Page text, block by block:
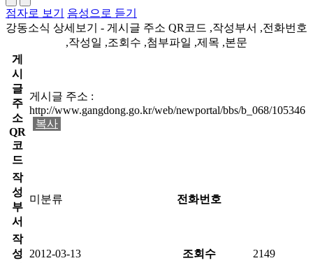
점자로 보기
음성으로 듣기
강동소식 상세보기 - 게시글 주소 QR코드 ,작성부서 ,전화번호
,작성일 ,조회수 ,첨부파일 ,제목 ,본문
게
시
글
주
소
QR
코
드
게시글 주소 :
http://www.gangdong.go.kr/web/newportal/bbs/b_068/105346
복사
작
성
부
서
미분류 전화번호
작
성
2012-03-13 조회수 2149